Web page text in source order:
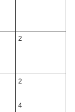
2
2
4